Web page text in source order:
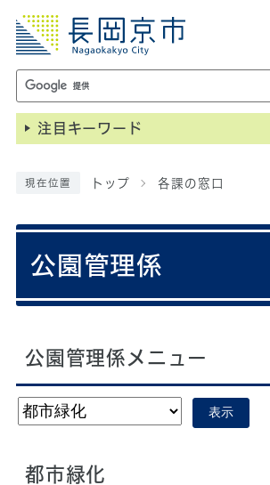
注目キーワード
現在位置 トップ 各課の窓口
公園管理係
公園管理係メニュー
表示
都市緑化